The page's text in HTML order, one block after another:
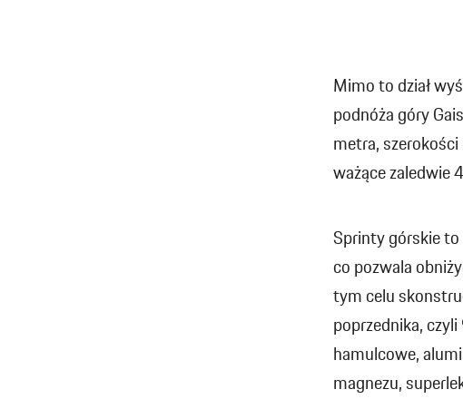
Mimo to dział
podnóża góry
metra,
ważące zaledwie
Sprinty górskie
co pozwala
tym celu
poprzednika,
hamulcowe,
magnezu,